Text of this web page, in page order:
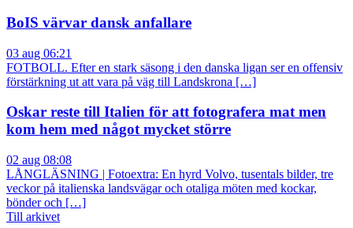
BoIS värvar dansk anfallare
03 aug 06:21
FOTBOLL. Efter en stark säsong i den danska ligan ser en offensiv
förstärkning ut att vara på väg till Landskrona […]
Oskar reste till Italien för att fotografera mat men
kom hem med något mycket större
02 aug 08:08
LÅNGLÄSNING | Fotoextra: En hyrd Volvo, tusentals bilder, tre
veckor på italienska landsvägar och otaliga möten med kockar,
bönder och […]
Till arkivet